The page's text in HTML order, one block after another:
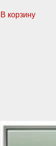
В корзину